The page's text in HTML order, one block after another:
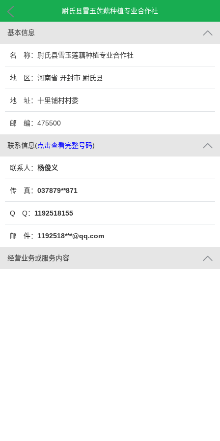
尉氏县雪玉莲藕种植专业合作社
基本信息
名 称：尉氏县雪玉莲藕种植专业合作社
地 区：河南省 开封市 尉氏县
地 址：十里铺村村委
邮 编：475500
联系信息(点击查看完整号码)
联系人： 杨俊义
传 真： 037879**871
Q Q： 1192518155
邮 件： 1192518***@qq.com
经营业务或服务内容